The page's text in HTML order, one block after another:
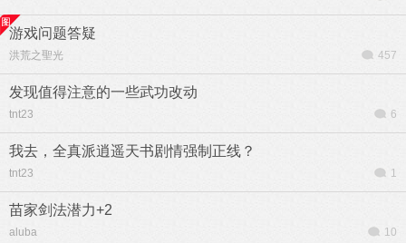
游戏问题答疑
洪荒之聖光 457
发现值得注意的一些武功改动
tnt23 6
我去，全真派逍遥天书剧情强制正线？
tnt23 1
苗家剑法潜力+2
aluba 10